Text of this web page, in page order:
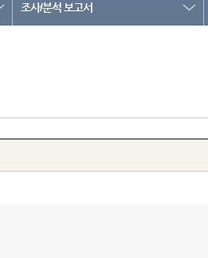
조사/분석 보고서